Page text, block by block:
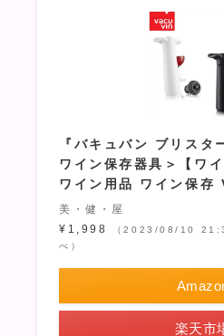
『バキュバン ブリスタ
ワイン保存器具＞【ワ
ワイン用品 ワイン保存
美・健・屋
¥1,998
（2023/08/10
べ）
楽天市